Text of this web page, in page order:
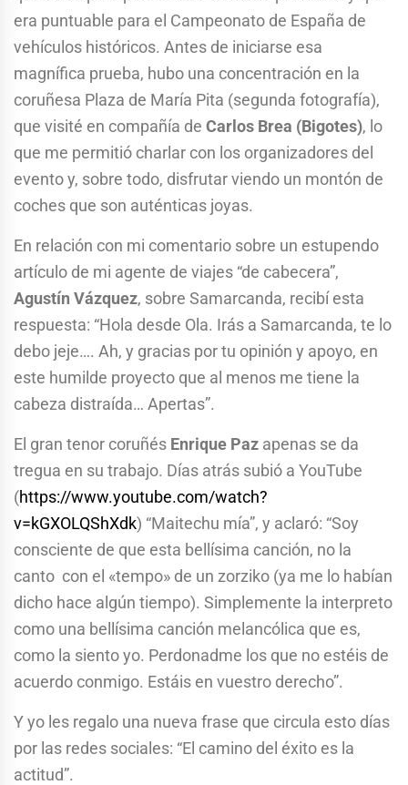
era puntuable para el Campeonato de España de
vehículos históricos. Antes de iniciarse esa
magnífica prueba, hubo una concentración en la
coruñesa Plaza de María Pita (segunda fotografía),
que visité en compañía de Carlos Brea (Bigotes), lo
que me permitió charlar con los organizadores del
evento y, sobre todo, disfrutar viendo un montón de
coches que son auténticas joyas.
En relación con mi comentario sobre un estupendo
artículo de mi agente de viajes “de cabecera”,
Agustín Vázquez, sobre Samarcanda, recibí esta
respuesta: “Hola desde Ola. Irás a Samarcanda, te lo
debo jeje…. Ah, y gracias por tu opinión y apoyo, en
este humilde proyecto que al menos me tiene la
cabeza distraída… Apertas”.
El gran tenor coruñés Enrique Paz apenas se da
tregua en su trabajo. Días atrás subió a YouTube
(https://www.youtube.com/watch?
v=kGXOLQShXdk) “Maitechu mía”, y aclaró: “Soy
consciente de que esta bellísima canción, no la
canto con el «tempo» de un zorziko (ya me lo habían
dicho hace algún tiempo). Simplemente la interpreto
como una bellísima canción melancólica que es,
como la siento yo. Perdonadme los que no estéis de
acuerdo conmigo. Estáis en vuestro derecho”.
Y yo les regalo una nueva frase que circula esto días
por las redes sociales: “El camino del éxito es la
actitud”.